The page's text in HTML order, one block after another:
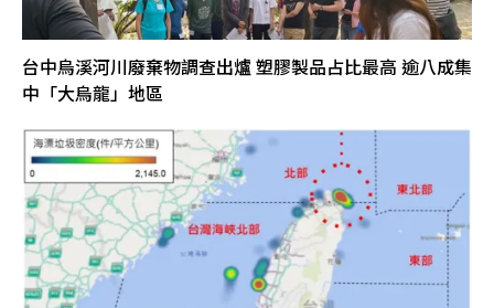
台中烏溪河川廢棄物調查出爐 塑膠製品占比最高 逾八成集
中「大烏龍」地區